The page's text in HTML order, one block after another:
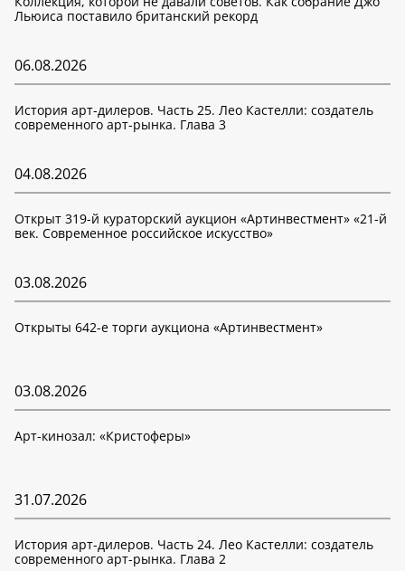
Льюиса поставило британский рекорд
06.08.2026
История арт-дилеров. Часть 25. Лео Кастелли: создатель
современного арт-рынка. Глава 3
04.08.2026
Открыт 319-й кураторский аукцион «Артинвестмент» «21-й
век. Современное российское искусство»
03.08.2026
Открыты 642-е торги аукциона «Артинвестмент»
03.08.2026
Арт-кинозал: «Кристоферы»
31.07.2026
История арт-дилеров. Часть 24. Лео Кастелли: создатель
современного арт-рынка. Глава 2